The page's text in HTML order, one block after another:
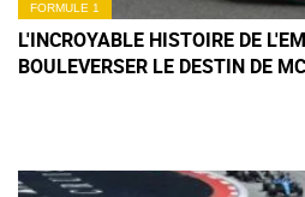
FORMULE 1
L'INCROYABLE HISTOIRE DE
BOULEVERSER LE DESTIN DE